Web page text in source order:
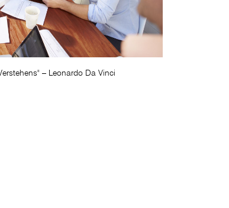
– Leonardo Da Vinci